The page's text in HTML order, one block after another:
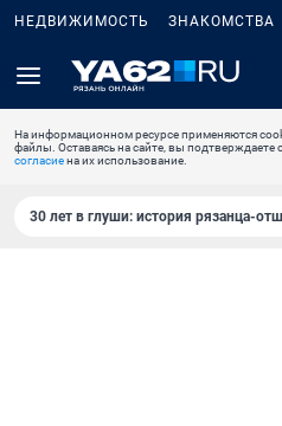
НЕДВИЖИМОСТЬ ЗНАКОМСТВА
На информационном ресурсе применяются
файлы. Оставаясь на сайте, вы подтверждаете
согласиена их использование.
30 лет в глуши: история рязанца-